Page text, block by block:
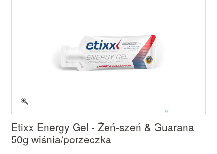
Etixx Energy Gel - Żeń-szeń & Guarana
50g wiśnia/porzeczka